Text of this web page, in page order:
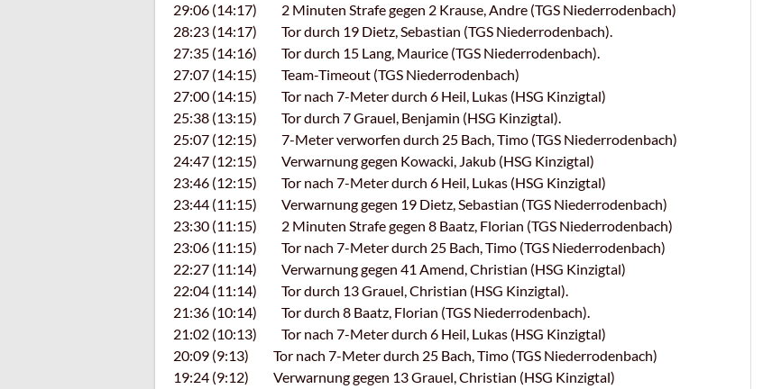
29:06 (14:17) 2 Minuten Strafe gegen 2 Krause, Andre (TGS Niederrodenbach)
28:23 (14:17) Tor durch 19 Dietz, Sebastian (TGS Niederrodenbach).
27:35 (14:16) Tor durch 15 Lang, Maurice (TGS Niederrodenbach).
27:07 (14:15) Team-Timeout (TGS Niederrodenbach)
27:00 (14:15) Tor nach 7-Meter durch 6 Heil, Lukas (HSG Kinzigtal)
25:38 (13:15) Tor durch 7 Grauel, Benjamin (HSG Kinzigtal).
25:07 (12:15) 7-Meter verworfen durch 25 Bach, Timo (TGS Niederrodenbach)
24:47 (12:15) Verwarnung gegen Kowacki, Jakub (HSG Kinzigtal)
23:46 (12:15) Tor nach 7-Meter durch 6 Heil, Lukas (HSG Kinzigtal)
23:44 (11:15) Verwarnung gegen 19 Dietz, Sebastian (TGS Niederrodenbach)
23:30 (11:15) 2 Minuten Strafe gegen 8 Baatz, Florian (TGS Niederrodenbach)
23:06 (11:15) Tor nach 7-Meter durch 25 Bach, Timo (TGS Niederrodenbach)
22:27 (11:14) Verwarnung gegen 41 Amend, Christian (HSG Kinzigtal)
22:04 (11:14) Tor durch 13 Grauel, Christian (HSG Kinzigtal).
21:36 (10:14) Tor durch 8 Baatz, Florian (TGS Niederrodenbach).
21:02 (10:13) Tor nach 7-Meter durch 6 Heil, Lukas (HSG Kinzigtal)
20:09 (9:13) Tor nach 7-Meter durch 25 Bach, Timo (TGS Niederrodenbach)
19:24 (9:12) Verwarnung gegen 13 Grauel, Christian (HSG Kinzigtal)